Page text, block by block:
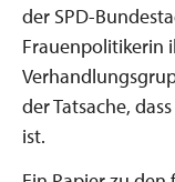
der SPD-
Frauenpolitikerin
der Tatsache,
ist.